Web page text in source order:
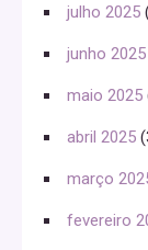
julho 2025
junho 2025
maio 2025
abril 2025
março
fevereiro